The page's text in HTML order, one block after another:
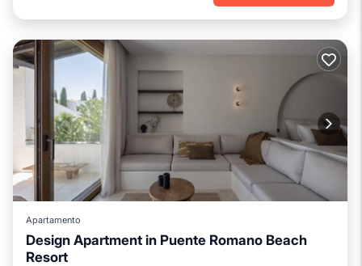
Apartamento
Design Apartment in Puente Romano Beach
Resort